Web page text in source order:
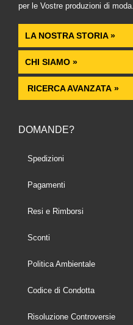
per le Vostre produzioni di moda.
LA NOSTRA STORIA »
CHI SIAMO »
RICERCA AVANZATA »
DOMANDE?
Spedizioni
Pagamenti
Resi e Rimborsi
Sconti
Politica Ambientale
Codice di Condotta
Risoluzione Controversie